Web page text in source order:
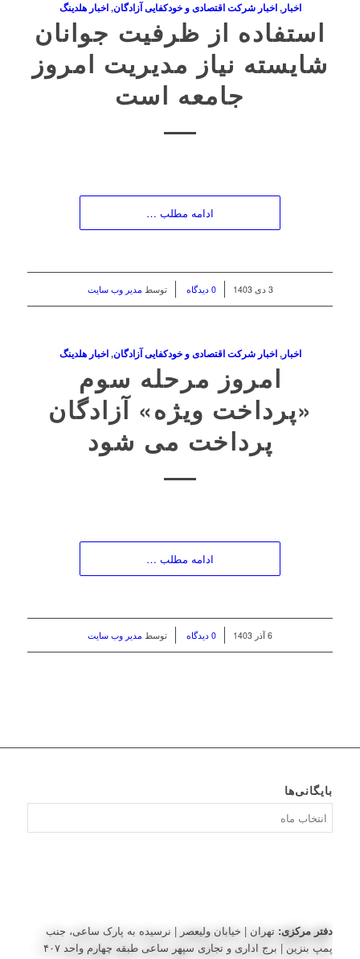
اخبار,اخبار شرکت اقتصادی و خودکفایی آزادگان,اخبار هلدینگ
استفاده از ظرفیت جوانان
شایسته نیاز مدیریت امروز
جامعه است
ادامه مطلب …
3 دی 1403 0 دیدگاه توسط مدیر وب سایت
اخبار,اخبار شرکت اقتصادی و خودکفایی آزادگان,اخبار هلدینگ
امروز مرحله سوم
«پرداخت ویژه» آزادگان
پرداخت می شود
ادامه مطلب …
6 آذر 1403 0 دیدگاه توسط مدیر وب سایت
بایگانی‌ها
دفتر مرکزی: تهران | خیابان ولیعصر | نرسیده به پارک ساعی، جنب
پمپ بنزین | برج اداری و تجاری سپهر ساعی طبقه چهارم واحد ۴۰۷